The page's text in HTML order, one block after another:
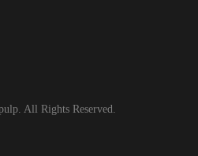
All Rights Reserved.